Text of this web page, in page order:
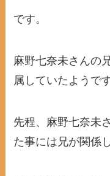
です。
麻野七奈未さんの
属していたようです
先程、麻野七奈未
た事には兄が関係